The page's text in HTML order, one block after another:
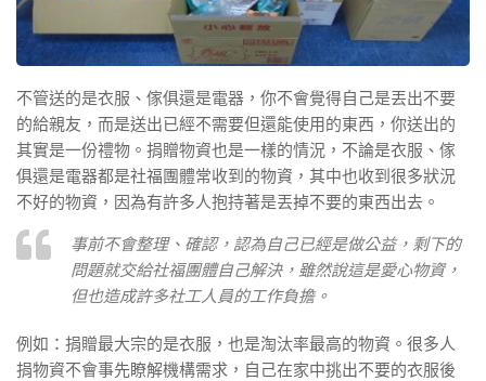
不管送的是衣服、傢俱還是電器，你不會覺得自己是丟出不要
的給親友，而是送出已經不需要但還能使用的東西，你送出的
其實是一份禮物。捐贈物資也是一樣的情況，不論是衣服、傢
俱還是電器都是社福團體常收到的物資，其中也收到很多狀況
不好的物資，因為有許多人抱持著是丟掉不要的東西出去。
事前不會整理、確認，認為自己已經是做公益，剩下的
問題就交給社福團體自己解決，雖然說這是愛心物資，
但也造成許多社工人員的工作負擔。
例如：捐贈最大宗的是衣服，也是淘汰率最高的物資。很多人
捐物資不會事先瞭解機構需求，自己在家中挑出不要的衣服後